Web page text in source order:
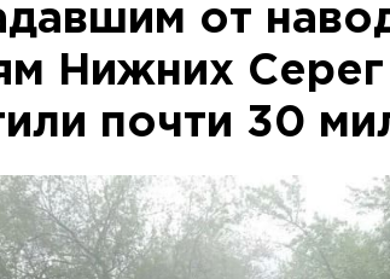
от
Нижних Серег
почти 30